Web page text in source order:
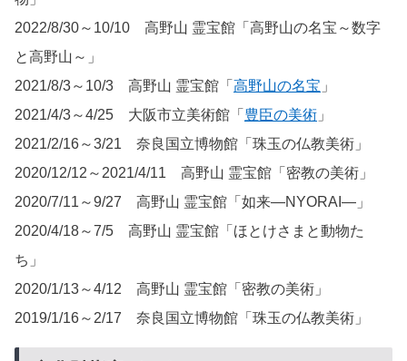
2022/8/30～10/10 高野山 霊宝館「高野山の名宝～数字
と高野山～」
2021/8/3～10/3 高野山 霊宝館「 高野山の名宝 」
2021/4/3～4/25 大阪市立美術館「 豊臣の美術 」
2021/2/16～3/21 奈良国立博物館「珠玉の仏教美術」
2020/12/12～2021/4/11 高野山 霊宝館「密教の美術」
2020/7/11～9/27 高野山 霊宝館「如来―NYORAI―」
2020/4/18～7/5 高野山 霊宝館「ほとけさまと動物た
ち」
2020/1/13～4/12 高野山 霊宝館「密教の美術」
2019/1/16～2/17 奈良国立博物館「珠玉の仏教美術」